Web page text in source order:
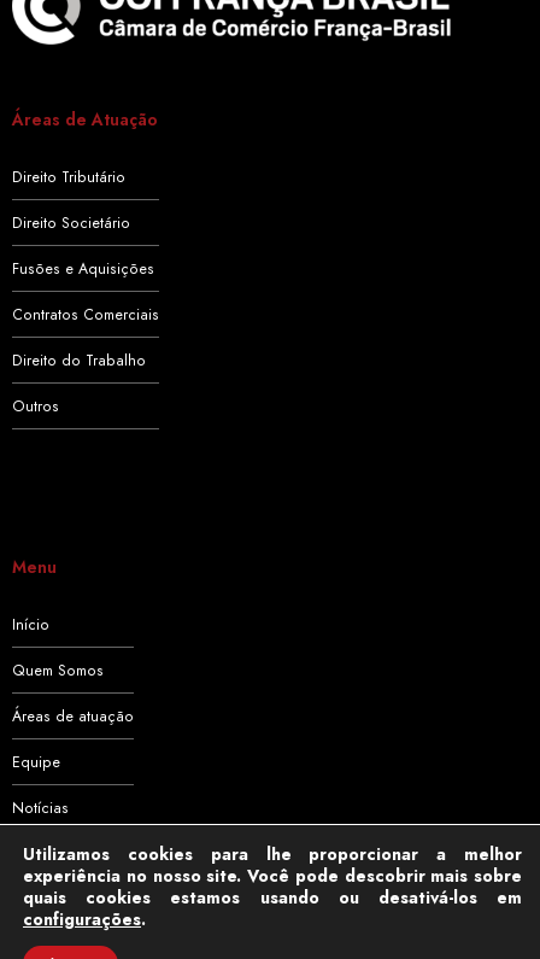
Áreas de Atuação
Direito Tributário
Direito Societário
Fusões e Aquisições
Contratos Comerciais
Direito do Trabalho
Outros
Menu
Início
Quem Somos
Áreas de atuação
Equipe
Notícias
Contato
Utilizamos cookies para lhe proporcionar a melhor
experiência no nosso site. Você pode descobrir mais sobre
quais cookies estamos usando ou desativá-los em
configurações.